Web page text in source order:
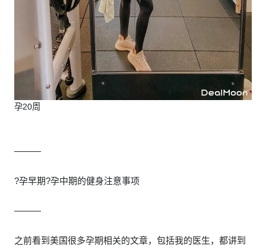
孕20周
———
?孕早期?孕中期的健身注意事项
———
之前看到美国很多孕期相关的文章，包括我的医生，都讲到